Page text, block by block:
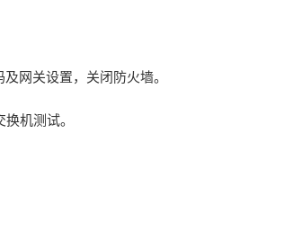
网关设置，关闭防火墙。
机测试。